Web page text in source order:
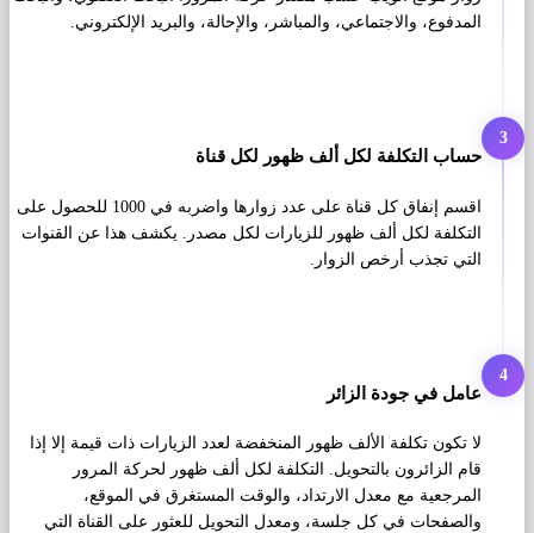
المدفوع، والاجتماعي، والمباشر، والإحالة، والبريد الإلكتروني.
3
حساب التكلفة لكل ألف ظهور لكل قناة
اقسم إنفاق كل قناة على عدد زوارها واضربه في 1000 للحصول على
التكلفة لكل ألف ظهور للزيارات لكل مصدر. يكشف هذا عن القنوات
التي تجذب أرخص الزوار.
4
عامل في جودة الزائر
لا تكون تكلفة الألف ظهور المنخفضة لعدد الزيارات ذات قيمة إلا إذا
قام الزائرون بالتحويل. التكلفة لكل ألف ظهور لحركة المرور
المرجعية مع معدل الارتداد، والوقت المستغرق في الموقع،
والصفحات في كل جلسة، ومعدل التحويل للعثور على القناة التي